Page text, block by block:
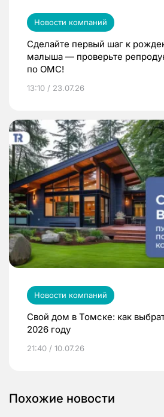
Новости компаний
Сделайте первый шаг к
малыша — проверьте
по ОМС!
13:10 / 23.07.26
Новости компаний
Свой дом в Томске: как
2026 году
21:40 / 10.07.26
Похожие новости